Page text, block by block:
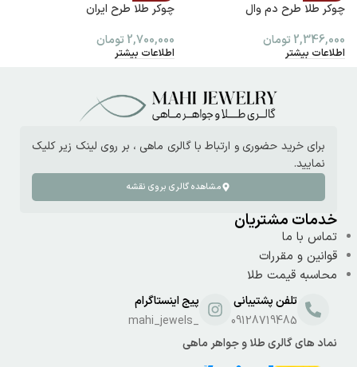
چوکر طلا طرح دم وال
2,346,000 تومان
اطلاعات بیشتر
چوکر طلا طرح ایران
2,700,000 تومان
اطلاعات بیشتر
برای خرید حضوری و ارتباط با گالری ماهی ، بر روی لینک زیر کلیک
نمایید.
مشاهده گالری بروی نقشه
خدمات مشتریان
تماس با ما
قوانین و مقررات
محاسبه قیمت طلا
تلفن پشتیبانی
09128719485
پیج اینستاگرام
_mahi_jewels
نماد های گالری طلا و جواهر ماهی